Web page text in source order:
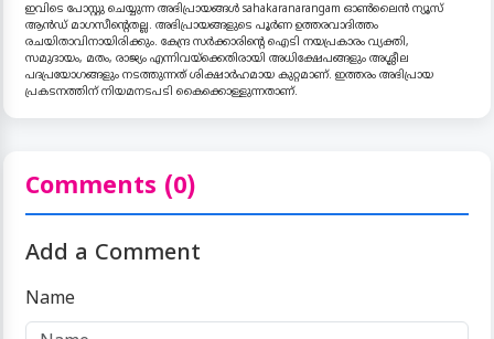
ഇവിടെ പോസ്റ്റു ചെയ്യുന്ന അഭിപ്രായങ്ങൾ sahakaranarangam ഓൺലൈൻ ന്യൂസ്
ആൻഡ് മാഗസീന്റെതല്ല. അഭിപ്രായങ്ങളുടെ പൂർണ ഉത്തരവാദിത്തം
രചയിതാവിനായിരിക്കും. കേന്ദ്ര സർക്കാരിന്റെ ഐടി നയപ്രകാരം വ്യക്തി,
സമുദായം, മതം, രാജ്യം എന്നിവയ്ക്കെതിരായി അധിക്ഷേപങ്ങളും അശ്ലീല
പദപ്രയോഗങ്ങളും നടത്തുന്നത് ശിക്ഷാർഹമായ കുറ്റമാണ്. ഇത്തരം അഭിപ്രായ
പ്രകടനത്തിന് നിയമനടപടി കൈക്കൊള്ളുന്നതാണ്.
Comments (0)
Add a Comment
Name